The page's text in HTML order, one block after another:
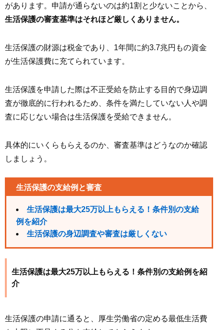
があります。申請が通らないのは約1割と少ないことから、
生活保護の審査基準はそれほど厳しくありません。
生活保護の財源は税金であり、1年間に約3.7兆円もの資金
が生活保護費に充てられています。
生活保護を申請した際は不正受給を防止する目的で身辺調
査が徹底的に行われるため、条件を満たしていない人や調
査に応じない場合は生活保護を受給できません。
具体的にいくらもらえるのか、審査基準はどうなのか確認
しましょう。
生活保護の支給例と審査
生活保護は最大25万以上もらえる！条件別の支給
例を紹介
生活保護の身辺調査や審査は厳しくない
生活保護は最大25万以上もらえる！条件別の支給例を紹
介
生活保護の申請に通ると、厚生労働省の定める最低生活費